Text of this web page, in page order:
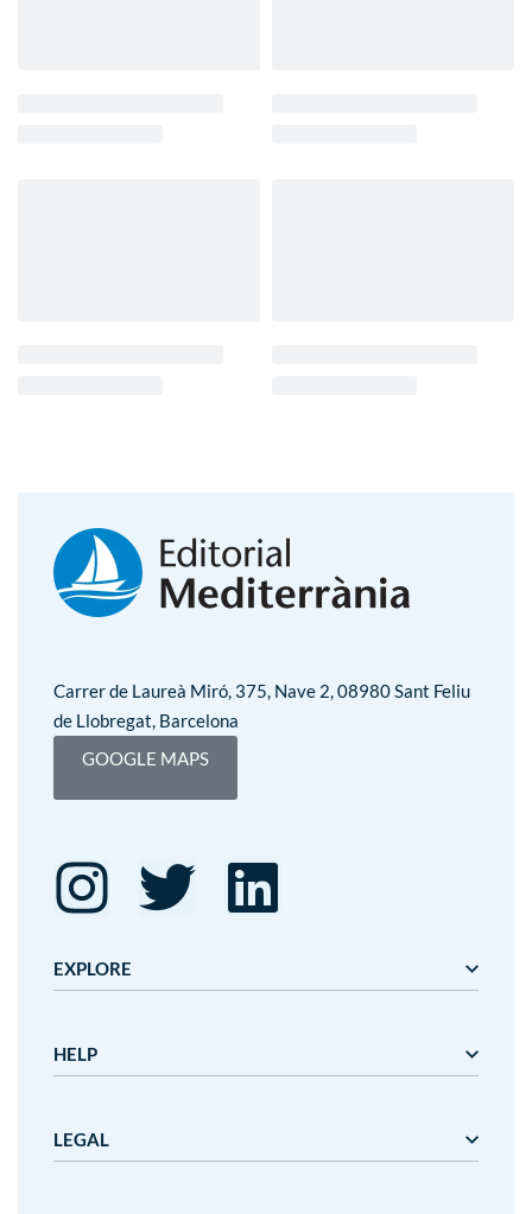
Carrer de Laureà Miró, 375, Nave 2, 08980 Sant Feliu
de Llobregat, Barcelona
GOOGLE MAPS
EXPLORE
Gaudí
Nanit
HELP
Terminis i preus de lliurament
LEGAL